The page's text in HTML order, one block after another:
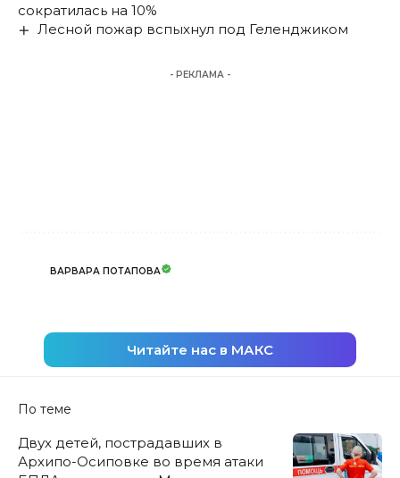
сократилась на 10%
Лесной пожар вспыхнул под Геленджиком
- РЕКЛАМА -
ВАРВАРА ПОТАПОВА
Читайте нас в МАКС
По теме
Двух детей, пострадавших в
Архипо-Осиповке во время атаки